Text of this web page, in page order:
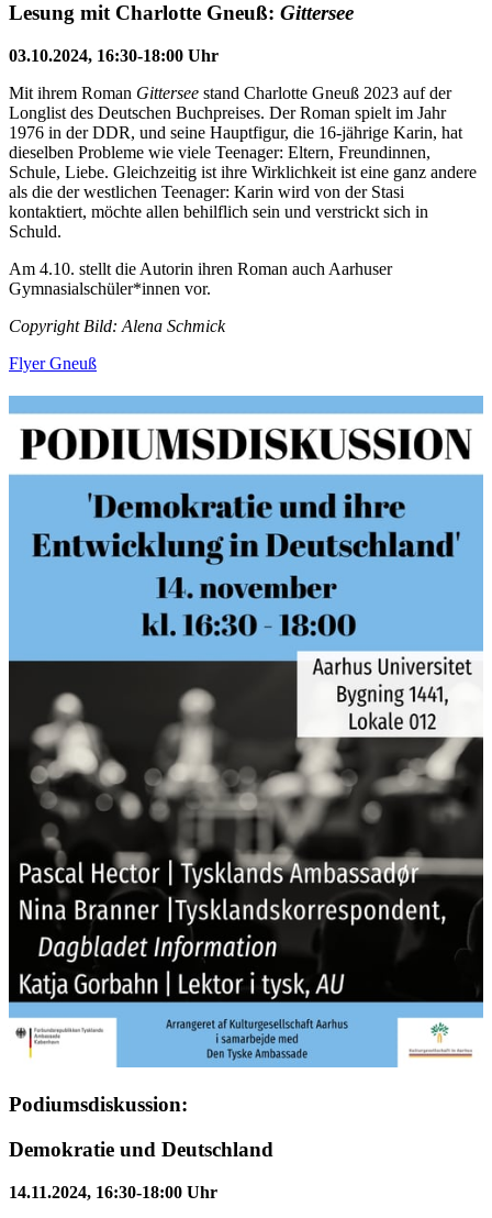
Lesung mit Charlotte Gneuß: Gittersee
03.10.2024, 16:30-18:00 Uhr
Mit ihrem Roman Gittersee stand Charlotte Gneuß 2023 auf der
Longlist des Deutschen Buchpreises. Der Roman spielt im Jahr
1976 in der DDR, und seine Hauptfigur, die 16-jährige Karin, hat
dieselben Probleme wie viele Teenager: Eltern, Freundinnen,
Schule, Liebe. Gleichzeitig ist ihre Wirklichkeit ist eine ganz andere
als die der westlichen Teenager: Karin wird von der Stasi
kontaktiert, möchte allen behilflich sein und verstrickt sich in
Schuld.
Am 4.10. stellt die Autorin ihren Roman auch Aarhuser
Gymnasialschüler*innen vor.
Copyright Bild: Alena Schmick
Flyer Gneuß
Podiumsdiskussion:
Demokratie und Deutschland
14.11.2024, 16:30-18:00 Uhr